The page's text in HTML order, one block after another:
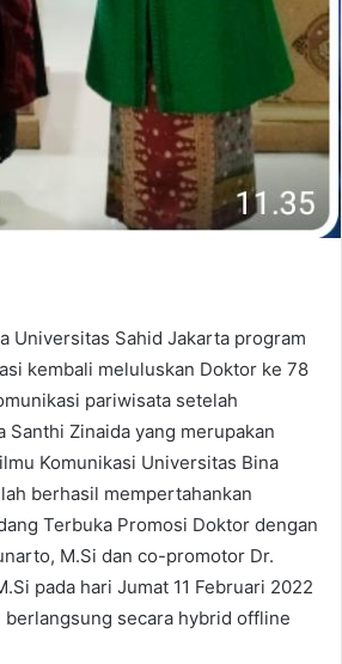
Universitas Sahid Jakarta program
kembali meluluskan Doktor ke 78
pariwisata setelah
Santhi Zinaida yang merupakan
Komunikasi Universitas Bina
berhasil mempertahankan
Terbuka Promosi Doktor dengan
M.Si dan co-promotor Dr.
pada hari Jumat 11 Februari 2022
berlangsung secara hybrid offline